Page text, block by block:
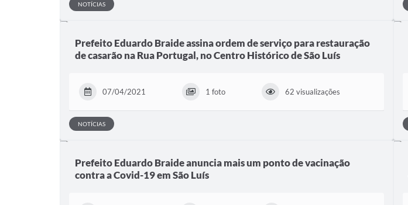
NOTÍCIAS
Prefeito Eduardo Braide assina ordem de serviço para restauração
de casarão na Rua Portugal, no Centro Histórico de São Luís
07/04/2021 1 foto 62 visualizações
NOTÍCIAS
Prefeito Eduardo Braide anuncia mais um ponto de vacinação
contra a Covid-19 em São Luís